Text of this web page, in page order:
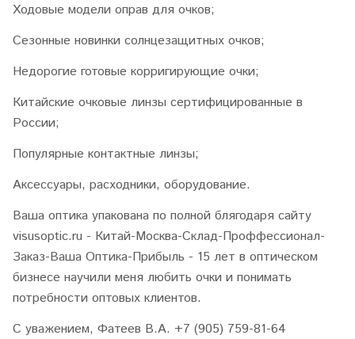
Ходовые модели оправ для очков;
Сезонные новинки солнцезащитных очков;
Недорогие готовые корригирующие очки;
Китайские очковые линзы сертифицированные в
России;
Популярные контактные линзы;
Аксессуары, расходники, оборудование.
Ваша оптика упакована по полной блягодаря сайту
visusoptic.ru - Китай-Москва-Склад-Проффессионал-
Заказ-Ваша Оптика-Прибыль - 15 лет в оптическом
бизнесе научили меня любить очки и понимать
потребности оптовых клиентов.
С уважением, Фатеев В.А. +7 (905) 759-81-64